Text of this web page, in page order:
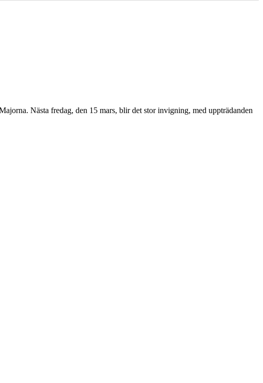
Nästa fredag, den 15 mars, blir det stor invigning, med uppträdanden